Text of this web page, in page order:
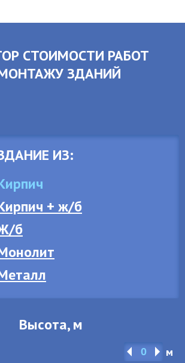
СТОИМОСТИ РАБОТ
ЗДАНИЙ
ИЗ:
+ ж/б
б
Высота, м
м